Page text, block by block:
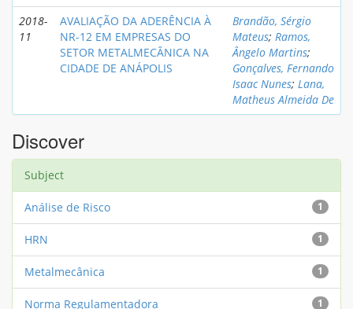
2018-
11
AVALIAÇÃO DA ADERÊNCIA À
NR-12 EM EMPRESAS DO
SETOR METALMECÂNICA NA
CIDADE DE ANÁPOLIS
Brandão, Sérgio
Mateus; Ramos,
Ângelo Martins;
Gonçalves, Fernando
Isaac Nunes; Lana,
Matheus Almeida De
Discover
Subject
1
Análise de Risco
1
HRN
1
Metalmecânica
1
Norma Regulamentadora